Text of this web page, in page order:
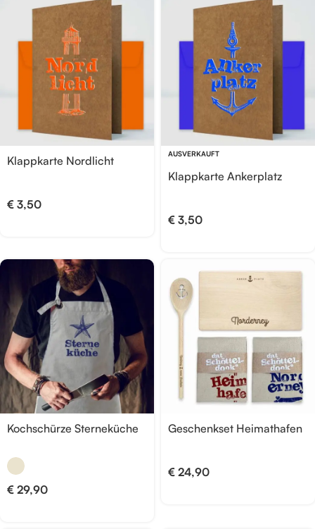
Klappkarte Nordlicht
€ 3,50
AUSVERKAUFT
Klappkarte Ankerplatz
€ 3,50
Kochschürze Sterneküche
€ 29,90
Geschenkset Heimathafen
€ 24,90